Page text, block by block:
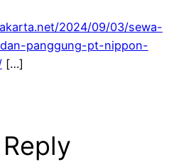
2024/09/03/sewa-
panggung-pt-nippon-
[…]